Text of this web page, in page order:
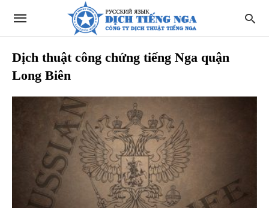
Dịch thuật công chứng tiếng Nga quận
Long Biên